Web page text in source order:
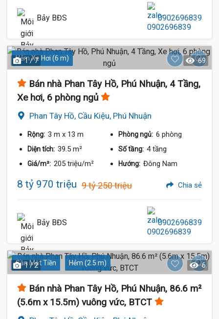
Bảy BĐS 0902696839
Hẻm Xe Hơi (6 m)
1 / 7 69
Bán nhà Phan Tây Hồ, Phú Nhuận, 4 Tầng,
Xe hơi, 6 phòng ngủ
Phan Tây Hồ, Cầu Kiệu, Phú Nhuận
Rộng: 3 m x 13 m Phòng ngủ: 6 phòng
Diện tích: 39.5 m² Số tầng: 4 tầng
Giá/m²: 205 triệu/m² Hướng: Đông Nam
8 tỷ 970 triệu 9 tỷ 250 triệu Chia sẻ
Bảy BĐS 0902696839
Gần Mặt Tiền Hẻm (2.5 m)
1 / 2 6
Bán nhà Phan Tây Hồ, Phú Nhuận, 86.6 m²
(5.6m x 15.5m) vuông vức, BTCT